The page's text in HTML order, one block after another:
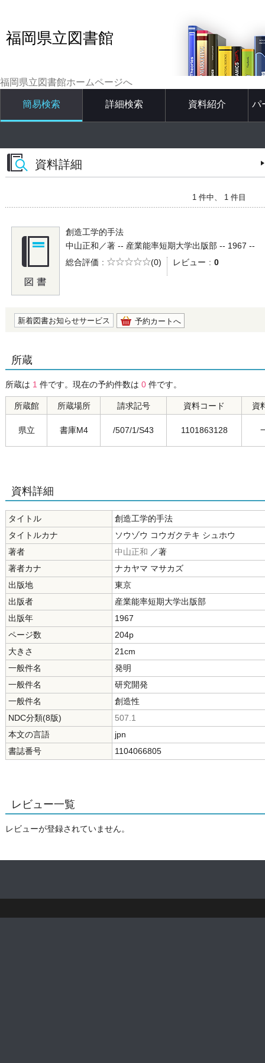
福岡県立図書館
福岡県立図書館ホームページへ
簡易検索 詳細検索 資料紹介 パ
資料詳細
1 件中、 1 件目
創造工学的手法
中山正和／著 -- 産業能率短期大学出版部 -- 1967 --
総合評価
5段階評価
(0) レビュー 0
新着図書お知らせサービス 予約カートへ
所蔵
所蔵は 1 件です。現在の予約件数は 0 件です。
所蔵館 所蔵場所 請求記号 資料コード 資
県立 書庫M4 /507/1/S43 1101863128
資料詳細
タイトル
創造工学的手法
タイトルカナ
ソウゾウ コウガクテキ シュホウ
著者
中山正和 ／著
著者カナ
ナカヤマ マサカズ
出版地
東京
出版者
産業能率短期大学出版部
出版年
1967
ページ数
204p
大きさ
21cm
一般件名
発明
一般件名
研究開発
一般件名
創造性
NDC分類(8版)
507.1
本文の言語
jpn
書誌番号
1104066805
レビュー一覧
レビューが登録されていません。